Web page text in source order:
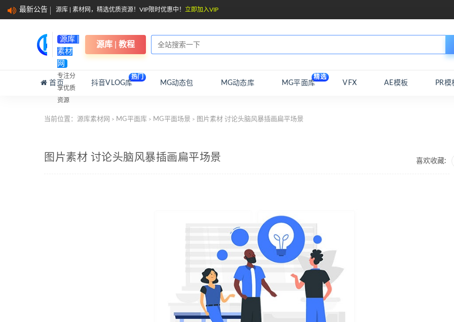
最新公告 源库 | 素材网，精选优质资源！VIP限时优惠中！ 立即加入VIP
源库 |
素材
网
专注分
享优质
资源
源库 | 教程
首页 抖音VLOG库
热门
MG动态包 MG动态库 MG平面库
精选
VFX AE模板 PR模
当前位置： 源库素材网 > MG平面库 > MG平面场景 > 图片素材 讨论头脑风暴插画扁平场景
喜欢收藏:
图片素材 讨论头脑风暴插画扁平场景